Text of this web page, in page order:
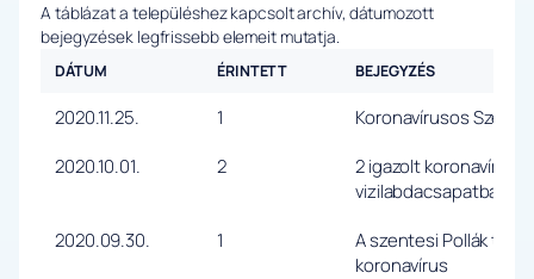
A táblázat a településhez kapcsolt archív, dátumozott
bejegyzések legfrissebb elemeit mutatja.
DÁTUM ÉRINTETT BEJEGYZÉS
2020.11.25. 1
Koronavírusos
2020.10.01.
2
2 igazolt koronavírus
vizilabdacsapatban
2020.09.30.
1
A szentesi Pollák
koronavírus